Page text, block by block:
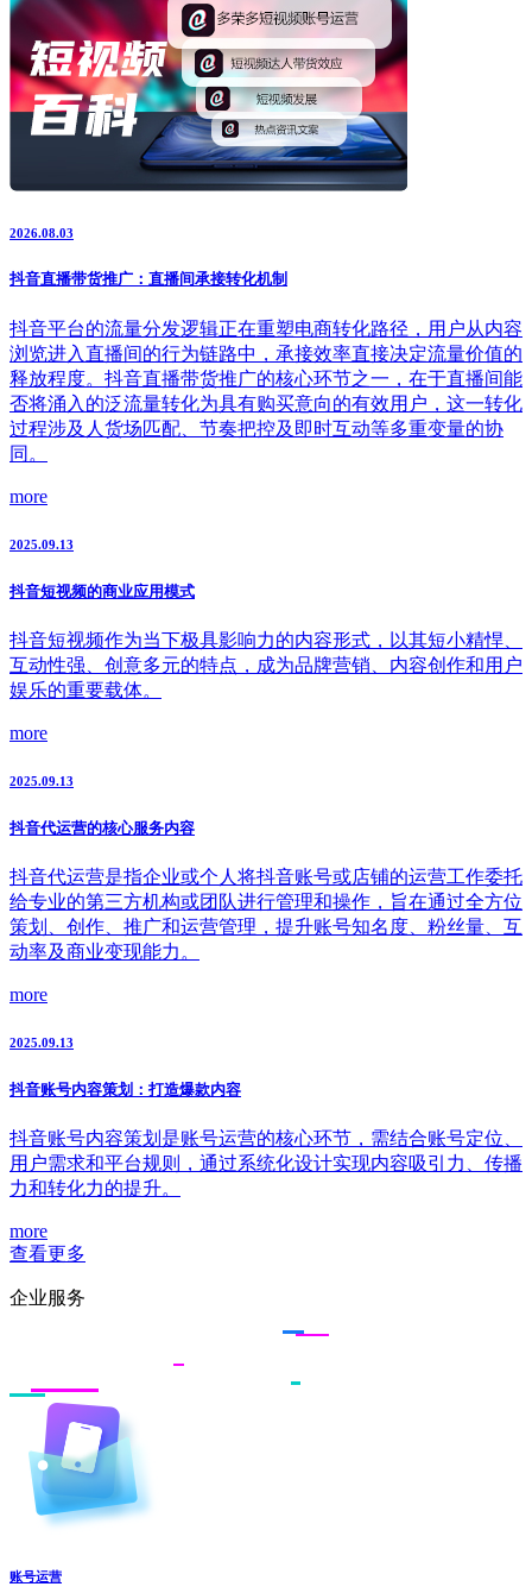
2026.08.03
抖音直播带货推广：直播间承接转化机制
抖音平台的流量分发逻辑正在重塑电商转化路径，用户从内容
浏览进入直播间的行为链路中，承接效率直接决定流量价值的
释放程度。抖音直播带货推广的核心环节之一，在于直播间能
否将涌入的泛流量转化为具有购买意向的有效用户，这一转化
过程涉及人货场匹配、节奏把控及即时互动等多重变量的协
同。
more
2025.09.13
抖音短视频的商业应用模式
抖音短视频作为当下极具影响力的内容形式，以其短小精悍、
互动性强、创意多元的特点，成为品牌营销、内容创作和用户
娱乐的重要载体。
more
2025.09.13
抖音代运营的核心服务内容
抖音代运营是指企业或个人将抖音账号或店铺的运营工作委托
给专业的第三方机构或团队进行管理和操作，旨在通过全方位
策划、创作、推广和运营管理，提升账号知名度、粉丝量、互
动率及商业变现能力。
more
2025.09.13
抖音账号内容策划：打造爆款内容
抖音账号内容策划是账号运营的核心环节，需结合账号定位、
用户需求和平台规则，通过系统化设计实现内容吸引力、传播
力和转化力的提升。
more
查看更多
企业服务
账号运营